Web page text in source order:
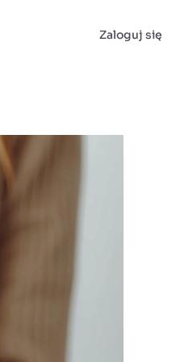
Zaloguj się